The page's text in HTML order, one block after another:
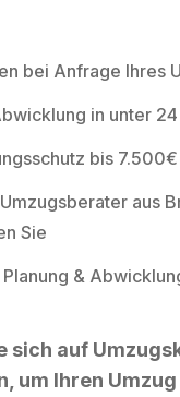
bei Anfrage Ihres
in unter
bis
aus
Sie
&
sich auf
um Ihren